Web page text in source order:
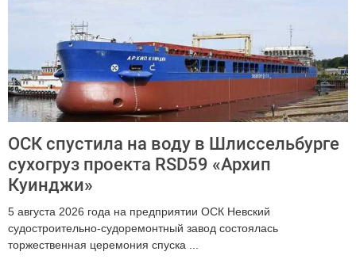
ОСК спустила на воду в Шлиссельбурге
сухогруз проекта RSD59 «Архип
Куинджи»
5 августа 2026 года на предприятии ОСК Невский
судостроительно-судоремонтный завод состоялась
торжественная церемония спуска ...